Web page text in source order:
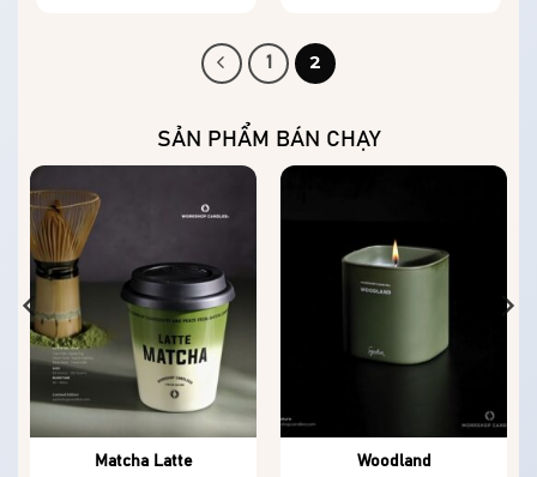
1 2
SẢN PHẨM BÁN CHẠY
Matcha Latte Woodland